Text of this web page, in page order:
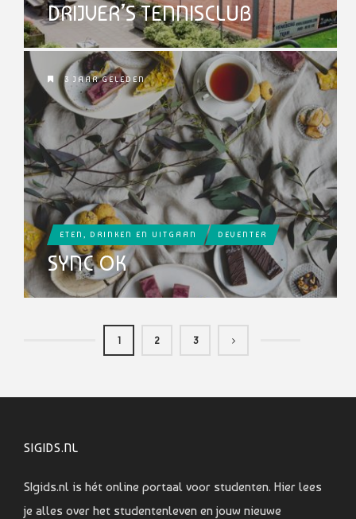
DRIJVER’S TENNISCLUB
3 JAAR GELEDEN
ETEN, DRINKEN EN UITGAAN DEVENTER
SYNC OK
1 2 3
SIGIDS.NL
SIgids.nl is hét online portaal voor studenten. Hier lees
je alles over het studentenleven en jouw nieuwe